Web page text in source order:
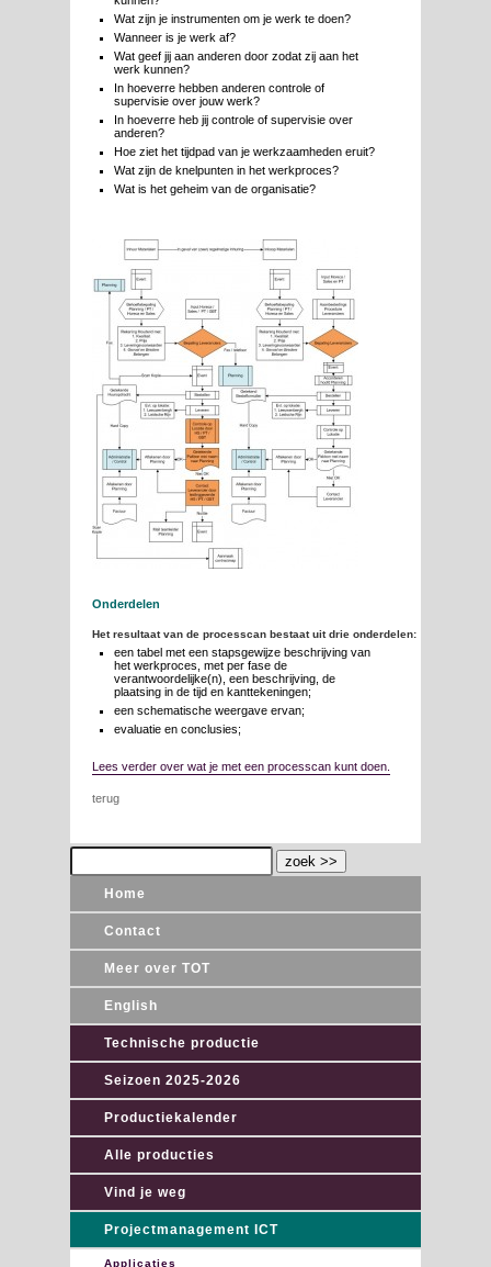
Wat zijn je instrumenten om je werk te doen?
Wanneer is je werk af?
Wat geef jij aan anderen door zodat zij aan het
werk kunnen?
In hoeverre hebben anderen controle of
supervisie over jouw werk?
In hoeverre heb jij controle of supervisie over
anderen?
Hoe ziet het tijdpad van je werkzaamheden eruit?
Wat zijn de knelpunten in het werkproces?
Wat is het geheim van de organisatie?
Onderdelen
Het resultaat van de processcan bestaat uit drie onderdelen:
een tabel met een stapsgewijze beschrijving van
het werkproces, met per fase de
verantwoordelijke(n), een beschrijving, de
plaatsing in de tijd en kanttekeningen;
een schematische weergave ervan;
evaluatie en conclusies;
Lees verder over wat je met een processcan kunt doen.
terug
Home
Contact
Meer over TOT
English
Technische productie
Seizoen 2025-2026
Productiekalender
Alle producties
Vind je weg
Projectmanagement ICT
Applicaties